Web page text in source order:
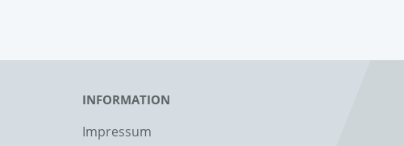
INFORMATION
Impressum